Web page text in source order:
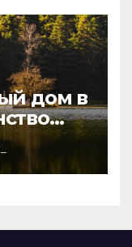
дом в